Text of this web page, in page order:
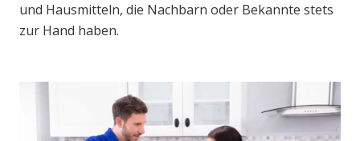
und Hausmitteln, die Nachbarn oder Bekannte stets
zur Hand haben.